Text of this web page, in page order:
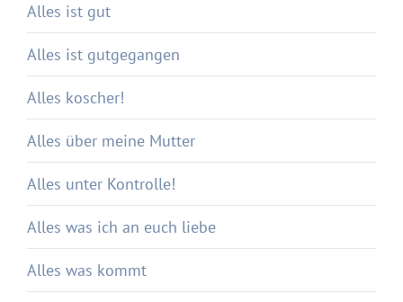
Alles ist gut
Alles ist gutgegangen
Alles koscher!
Alles über meine Mutter
Alles unter Kontrolle!
Alles was ich an euch liebe
Alles was kommt